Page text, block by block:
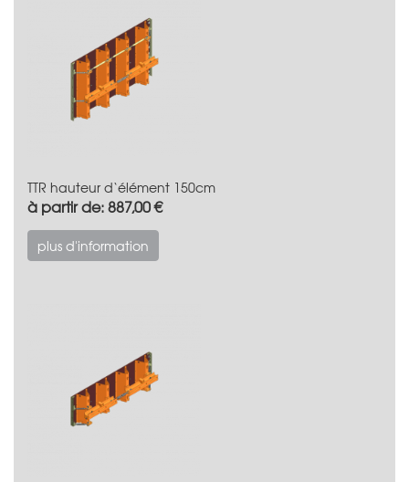
TTR hauteur d‘élément 150cm
à partir de: 887,00 €
plus d'information